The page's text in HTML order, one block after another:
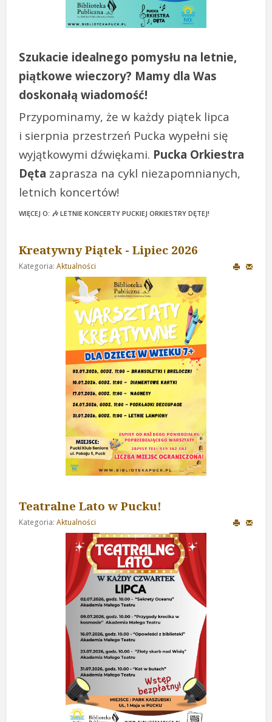
Szukacie idealnego pomysłu na letnie,
piątkowe wieczory? Mamy dla Was
doskonałą wiadomość!
Przypominamy, że w każdy piątek lipca
i sierpnia przestrzeń Pucka wypełni się
wyjątkowymi dźwiękami. Pucka Orkiestra
Dęta zaprasza na cykl niezapomnianych,
letnich koncertów!
WIĘCEJ O: 🎶 LETNIE KONCERTY PUCKIEJ ORKIESTRY DĘTEJ!
Kreatywny Piątek - Lipiec 2026
Kategoria: Aktualności
Teatralne Lato w Pucku!
Kategoria: Aktualności